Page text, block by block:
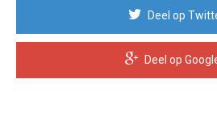
Deel op
Deel op